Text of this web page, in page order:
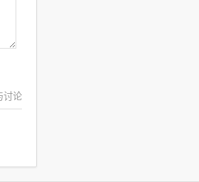
讨论